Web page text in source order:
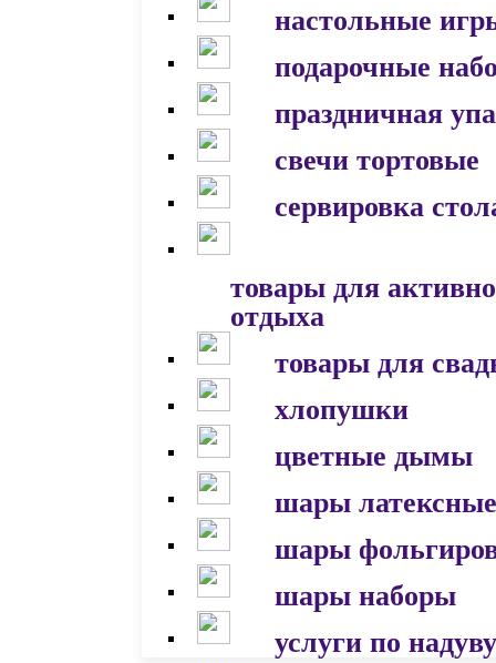
настольные
подарочные
праздничная
свечи тортовые
сервировка
товары для
отдыха
товары для
хлопушки
цветные дымы
шары латексные
шары
шары наборы
услуги по надуву